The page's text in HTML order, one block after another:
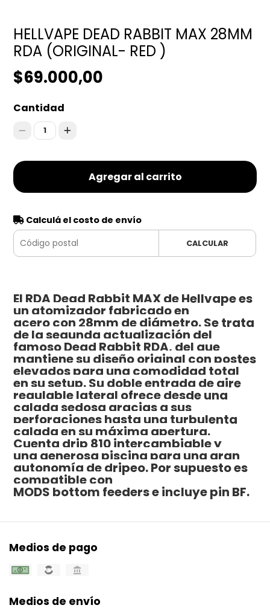
HELLVAPE DEAD RABBIT MAX 28MM
RDA (ORIGINAL- RED )
$69.000,00
Cantidad
1
Agregar al carrito
Calculá el costo de envío
CALCULAR
El RDA Dead Rabbit MAX de Hellvape es
un atomizador fabricado en
acero con 28mm de diámetro. Se trata
de la segunda actualización del
famoso Dead Rabbit RDA, del que
mantiene su diseño original con postes
elevados para una comodidad total
en su setup. Su doble entrada de aire
regulablelateral ofrece desde una
calada sedosa gracias a sus
perforaciones hasta una turbulenta
calada en su máxima apertura.
Cuenta drip 810 intercambiable y
una generosa piscina para una gran
autonomía de dripeo. Por supuesto es
compatible con
MODS bottom feeders e incluye pin BF.
Medios de pago
Medios de envío